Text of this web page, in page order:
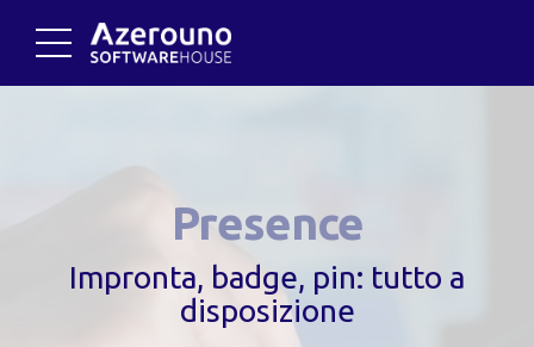
Presence
Impronta, badge, pin: tutto a
disposizione